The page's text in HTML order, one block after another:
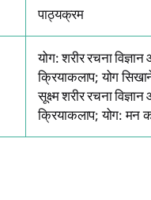
पाठ्यक्रम
योग: शरीर रचना
क्रियाकलाप; योग
सूक्ष्म शरीर रचना
क्रियाकलाप; योग: मन